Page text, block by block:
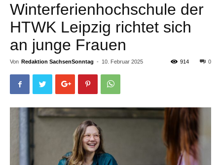
Winterferienhochschule der
HTWK Leipzig richtet sich
an junge Frauen
Von Redaktion SachsenSonntag - 10. Februar 2025 0
914